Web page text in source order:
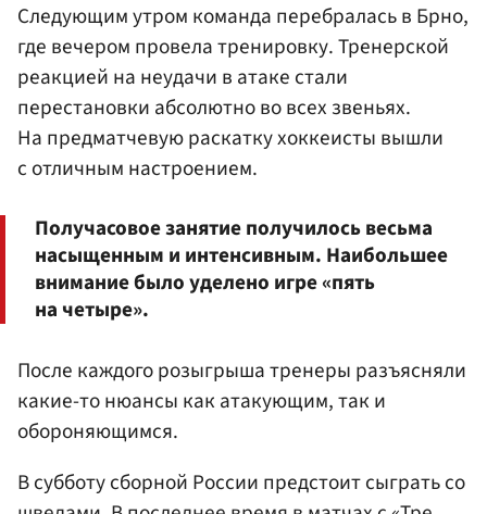
Следующим утром команда перебралась в Брно,
где вечером провела тренировку. Тренерской
реакцией на неудачи в атаке стали
перестановки абсолютно во всех звеньях.
На предматчевую раскатку хоккеисты вышли
с отличным настроением.
Получасовое занятие получилось весьма
насыщенным и интенсивным. Наибольшее
внимание было уделено игре «пять
на четыре».
После каждого розыгрыша тренеры разъясняли
какие-то нюансы как атакующим, так и
обороняющимся.
В субботу сборной России предстоит сыграть со